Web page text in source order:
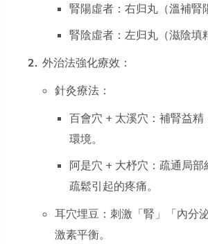
腎陽虛者：右归丸（溫補腎
腎陰虛者：左归丸（滋陰填
外治法強化療效：
針灸療法：
百會穴 + 太溪穴：補腎益
環境。
阿是穴 + 大杼穴：疏通局
疏鬆引起的疼痛。
耳穴埋豆：刺激「腎」「內分
激素平衡。